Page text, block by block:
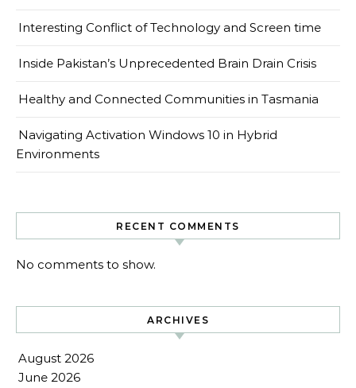
Interesting Conflict of Technology and Screen time
Inside Pakistan’s Unprecedented Brain Drain Crisis
Healthy and Connected Communities in Tasmania
Navigating Activation Windows 10 in Hybrid
Environments
RECENT COMMENTS
No comments to show.
ARCHIVES
August 2026
June 2026